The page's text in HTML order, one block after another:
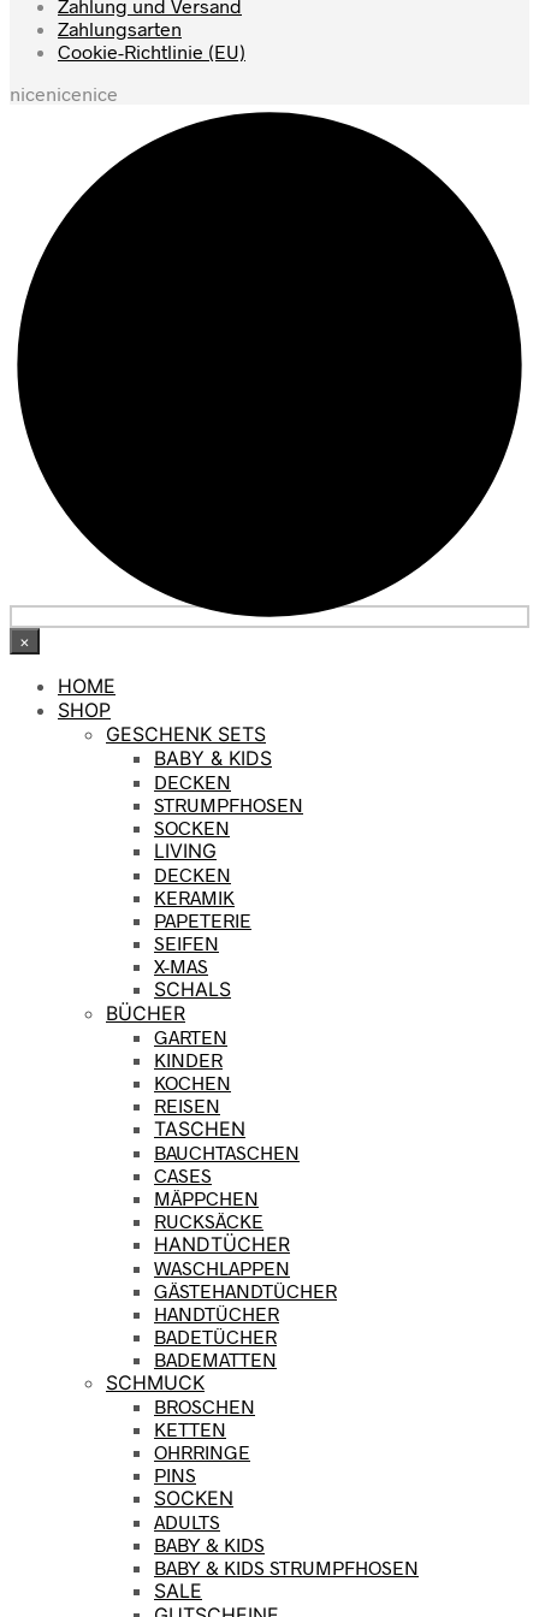
Zahlung und Versand
Zahlungsarten
Cookie-Richtlinie (EU)
nicenicenice
×
HOME
SHOP
GESCHENK SETS
BABY & KIDS
DECKEN
STRUMPFHOSEN
SOCKEN
LIVING
DECKEN
KERAMIK
PAPETERIE
SEIFEN
X-MAS
SCHALS
BÜCHER
GARTEN
KINDER
KOCHEN
REISEN
TASCHEN
BAUCHTASCHEN
CASES
MÄPPCHEN
RUCKSÄCKE
HANDTÜCHER
WASCHLAPPEN
GÄSTEHANDTÜCHER
HANDTÜCHER
BADETÜCHER
BADEMATTEN
SCHMUCK
BROSCHEN
KETTEN
OHRRINGE
PINS
SOCKEN
ADULTS
BABY & KIDS
BABY & KIDS STRUMPFHOSEN
SALE